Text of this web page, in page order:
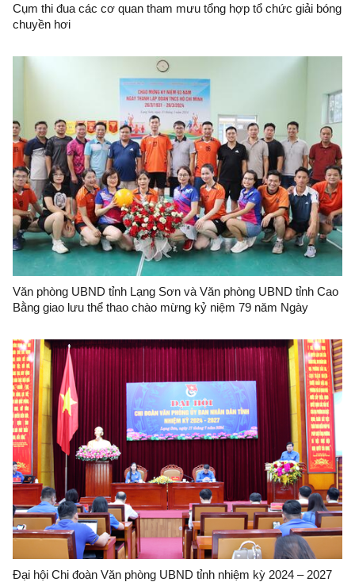
Cụm thi đua các cơ quan tham mưu tổng hợp tổ chức giải bóng
chuyền hơi
Văn phòng UBND tỉnh Lạng Sơn và Văn phòng UBND tỉnh Cao
Bằng giao lưu thể thao chào mừng kỷ niệm 79 năm Ngày
Nam (28/8/1945 - 28/8/2024)
Đại hội Chi đoàn Văn phòng UBND tỉnh nhiệm kỳ 2024 – 2027